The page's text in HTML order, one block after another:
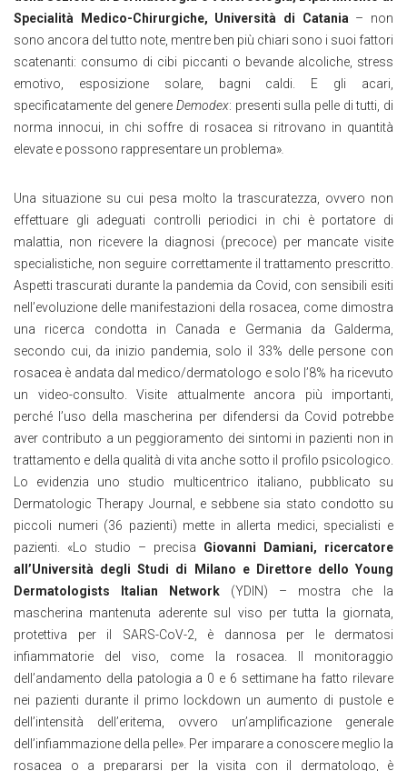
Specialità Medico-Chirurgiche, Università di Catania – non
sono ancora del tutto note, mentre ben più chiari sono i suoi fattori
scatenanti: consumo di cibi piccanti o bevande alcoliche, stress
emotivo, esposizione solare, bagni caldi. E gli acari,
specificatamente del genere Demodex: presenti sulla pelle di tutti, di
norma innocui, in chi soffre di rosacea si ritrovano in quantità
elevate e possono rappresentare un problema»
Una situazione su cui pesa molto la trascuratezza, ovvero non
effettuare gli adeguati controlli periodici in chi è portatore di
malattia, non ricevere la diagnosi (precoce) per mancate visite
specialistiche, non seguire correttamente il trattamento prescritto.
Aspetti trascurati durante la pandemia da Covid, con sensibili esiti
nell’evoluzione delle manifestazioni della rosacea, come dimostra
una ricerca condotta in Canada e Germania da Galderma,
secondo cui, da inizio pandemia, solo il 33% delle persone con
rosacea è andata dal medico/dermatologo e solo l’8% ha ricevuto
un video-consulto. Visite attualmente ancora più importanti,
perché l’uso della mascherina per difendersi da Covid potrebbe
aver contributo a un peggioramento dei sintomi in pazienti non in
trattamento e della qualità di vita anche sotto il profilo psicologico.
Lo evidenzia uno studio multicentrico italiano, pubblicato su
Dermatologic Therapy Journal, e sebbene sia stato condotto su
piccoli numeri (36 pazienti) mette in allerta medici, specialisti e
pazienti. «Lo studio – precisa Giovanni Damiani, ricercatore
all’Università degli Studi di Milano e Direttore dello Young
Dermatologists Italian Network (YDIN) – mostra che la
mascherina mantenuta aderente sul viso per tutta la giornata,
protettiva per il SARS-CoV-2, è dannosa per le dermatosi
infiammatorie del viso, come la rosacea. Il monitoraggio
dell’andamento della patologia a 0 e 6 settimane ha fatto rilevare
nei pazienti durante il primo lockdown un aumento di pustole e
dell’intensità dell’eritema, ovvero un’amplificazione generale
dell’infiammazione della pelle». Per imparare a conoscere meglio la
rosacea o a prepararsi per la visita con il dermatologo, è